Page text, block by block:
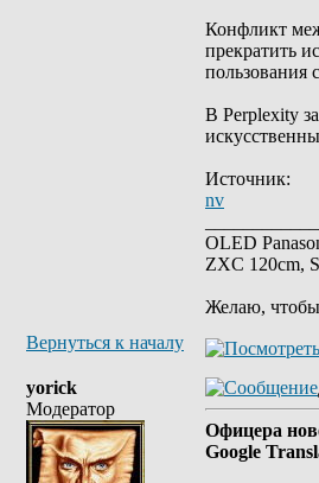
Конфликт
прекратить
пользования
В Perplexity
Источник:
nv
OLED
ZXC 120cm,
Желаю, чтобы
Вернуться к началу
yorick
Модератор
Офицера
Google